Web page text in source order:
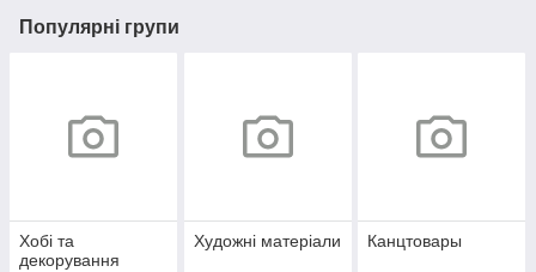
Популярні групи
Хобі та
декорування
Художні матеріали Канцтовары